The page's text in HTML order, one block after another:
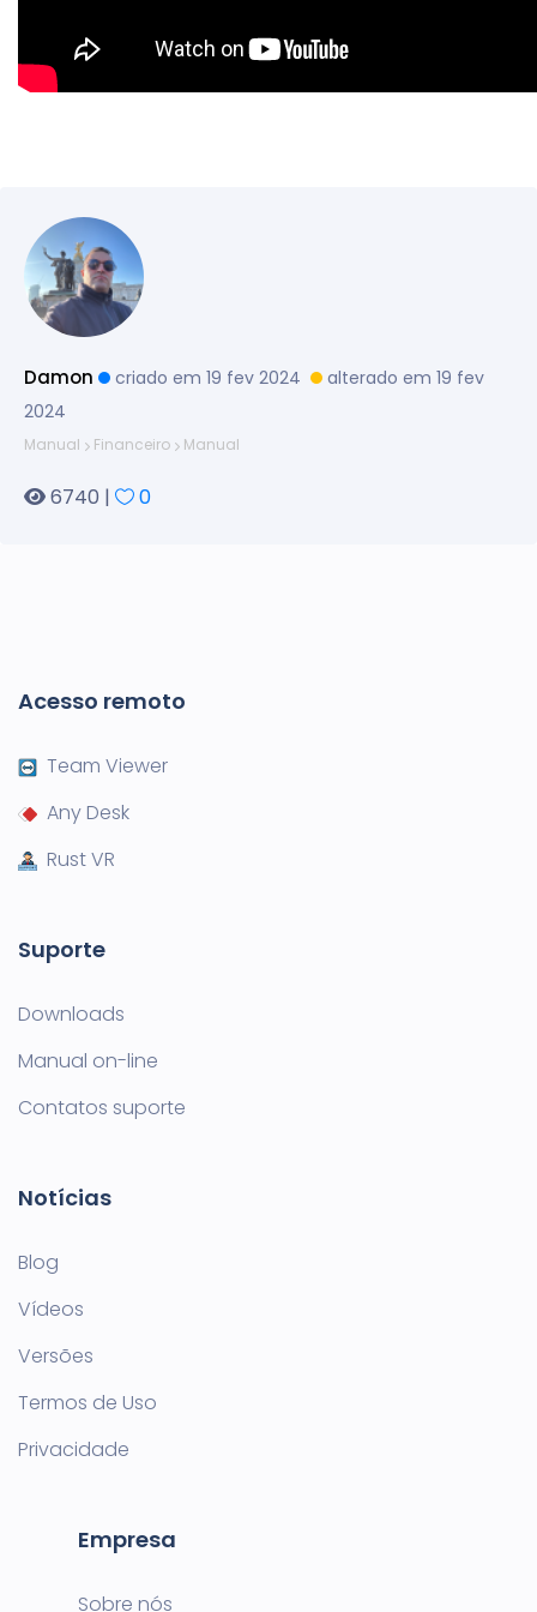
Damon criado em 19 fev 2024
alterado em 19 fev
2024
Manual Financeiro Manual
6740 | 0
Acesso remoto
Team Viewer
Any Desk
Rust VR
Suporte
Downloads
Manual on-line
Contatos suporte
Notícias
Blog
Vídeos
Versões
Termos de Uso
Privacidade
Empresa
Sobre nós